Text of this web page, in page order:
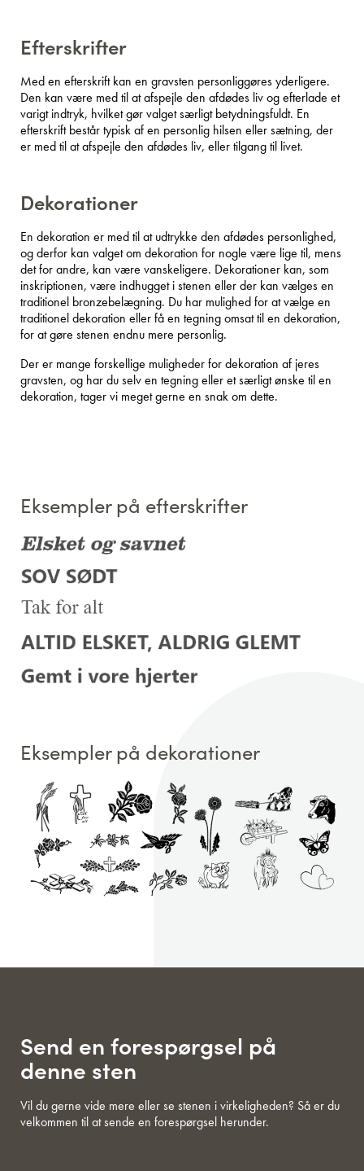
Efterskrifter
Med en efterskrift kan en gravsten personliggøres yderligere.
Den kan være med til at afspejle den afdødes liv og efterlade et
varigt indtryk, hvilket gør valget særligt betydningsfuldt. En
efterskrift består typisk af en personlig hilsen eller sætning, der
er med til at afspejle den afdødes liv, eller tilgang til livet.
Dekorationer
En dekoration er med til at udtrykke den afdødes personlighed,
og derfor kan valget om dekoration for nogle være lige til, mens
det for andre, kan være vanskeligere. Dekorationer kan, som
inskriptionen, være indhugget i stenen eller der kan vælges en
traditionel bronzebelægning. Du har mulighed for at vælge en
traditionel dekoration eller få en tegning omsat til en dekoration,
for at gøre stenen endnu mere personlig.
Der er mange forskellige muligheder for dekoration af jeres
gravsten, og har du selv en tegning eller et særligt ønske til en
dekoration, tager vi meget gerne en snak om dette.
Eksempler på efterskrifter
Eksempler på dekorationer
Send en forespørgsel på
denne sten
Vil du gerne vide mere eller se stenen i virkeligheden? Så er du
velkommen til at sende en forespørgsel herunder.